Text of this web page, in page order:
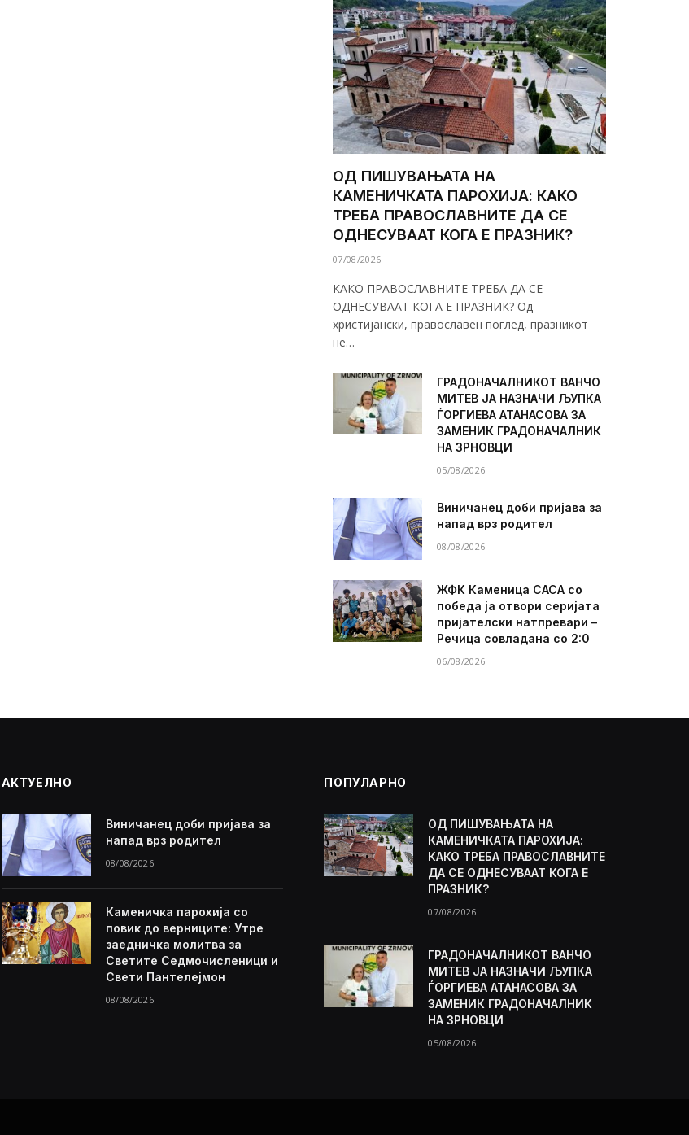
ОД ПИШУВАЊАТА НА
КАМЕНИЧКАТА ПАРОХИЈА: КАКО
ТРЕБА ПРАВОСЛАВНИТЕ ДА СЕ
ОДНЕСУВААТ КОГА Е ПРАЗНИК?
07/08/2026
КАКО ПРАВОСЛАВНИТЕ ТРЕБА ДА СЕ
ОДНЕСУВААТ КОГА Е ПРАЗНИК? Од
христијански, православен поглед, празникот
не…
ГРАДОНАЧАЛНИКОТ ВАНЧО
МИТЕВ ЈА НАЗНАЧИ ЉУПКА
ЃОРГИЕВА АТАНАСОВА ЗА
ЗАМЕНИК ГРАДОНАЧАЛНИК
НА ЗРНОВЦИ
05/08/2026
Виничанец доби пријава за
напад врз родител
08/08/2026
ЖФК Каменица САСА со
победа ја отвори серијата
пријателски натпревари –
Речица совладана со 2:0
06/08/2026
АКТУЕЛНО
Виничанец доби пријава за
напад врз родител
08/08/2026
Каменичка парохија со
повик до верниците: Утре
заедничка молитва за
Светите Седмочисленици и
Свети Пантелејмон
08/08/2026
ПОПУЛАРНО
ОД ПИШУВАЊАТА НА
КАМЕНИЧКАТА ПАРОХИЈА:
КАКО ТРЕБА ПРАВОСЛАВНИТЕ
ДА СЕ ОДНЕСУВААТ КОГА Е
ПРАЗНИК?
07/08/2026
ГРАДОНАЧАЛНИКОТ ВАНЧО
МИТЕВ ЈА НАЗНАЧИ ЉУПКА
ЃОРГИЕВА АТАНАСОВА ЗА
ЗАМЕНИК ГРАДОНАЧАЛНИК
НА ЗРНОВЦИ
05/08/2026